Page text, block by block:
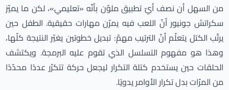
من السهل أن نصف أيّ تطبيق ملوّن بأنّه «تعليمي»، لكن ما يميّز
سكراتش جونيور أنّ اللعب فيه يمرّن مهارات حقيقية. الطفل حين
يرتّب الكتل يتعلّم أنّ الترتيب مهمّ: تبديل خطوتين يغيّر النتيجة كلّها،
وهذا هو مفهوم التسلسل الذي تقوم عليه البرمجة. ويكتشف
الحلقات حين يستخدم كتلة التكرار ليجعل حركة تتكرّر عددًا محدّدًا
من المرّات بدل تكرار الأوامر يدويًا.